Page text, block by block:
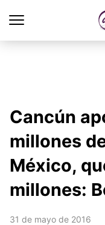
Cancún
millones
México,
millones:
31 de mayo de 2016